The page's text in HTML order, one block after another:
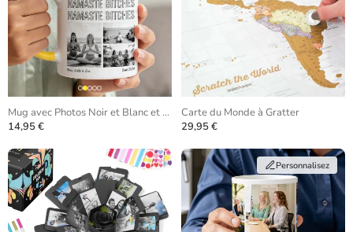
Mug avec Photos Noir et Blanc et Texte Répété
14,95 €
Carte du Monde à Gratter
29,95 €
Personnalisez